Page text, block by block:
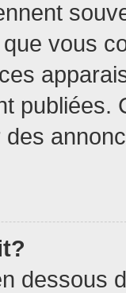
vous
publiées.
dessous